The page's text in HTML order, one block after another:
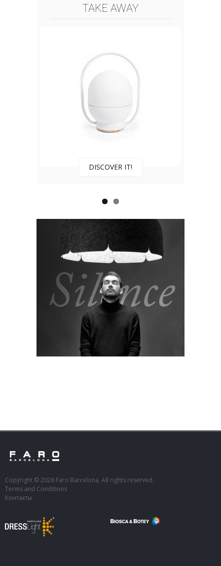
TAKE AWAY
DISCOVER IT!
Copyright © 2026 Faro Barcelona. All rights reserved.
Terms and Conditions
Контакты